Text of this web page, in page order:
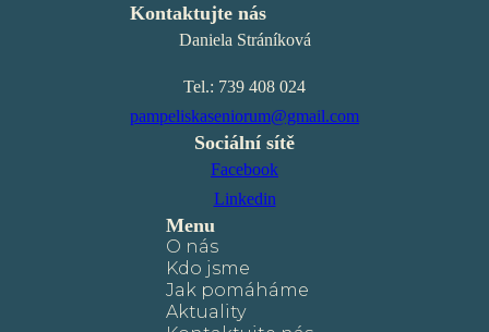
Kontaktujte nás
Daniela Stráníková
Tel.: 739 408 024
pampeliskaseniorum@gmail.com
Sociální sítě
Facebook
Linkedin
Menu
O nás
Kdo jsme
Jak pomáháme
Aktuality